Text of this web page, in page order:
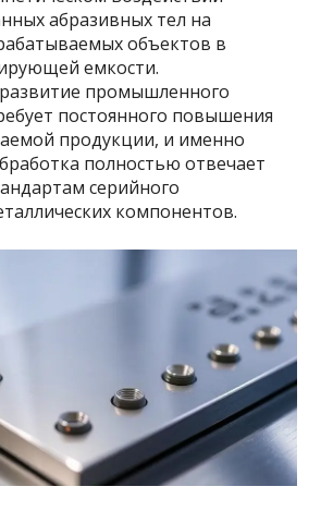
абразивных тел на
объектов в
емкости.
промышленного
постоянного повышения
продукции, и именно
полностью отвечает
серийного
компонентов.